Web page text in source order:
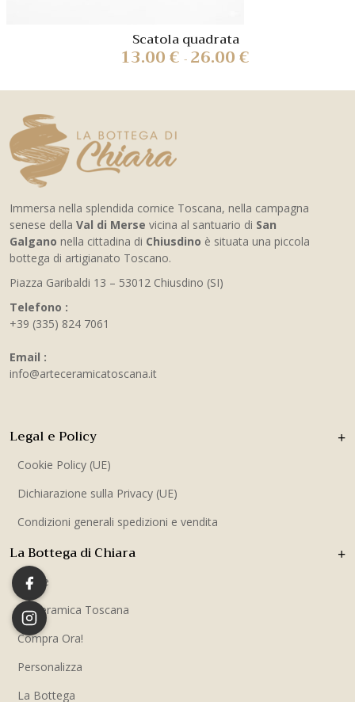
Scatola quadrata
13.00€ - 26.00€
Immersa nella splendida cornice Toscana, nella campagna
senese della Val di Merse vicina al santuario di San
Galgano nella cittadina di Chiusdino è situata una piccola
bottega di artigianato Toscano.
Piazza Garibaldi 13 – 53012 Chiusdino (SI)
Telefono :
+39 (335) 824 7061
Email :
info@arteceramicatoscana.it
La Bottega di Chiara
Home
La Ceramica Toscana
Compra Ora!
Personalizza
La Bottega
Legal e Policy
Cookie Policy (UE)
Dichiarazione sulla Privacy (UE)
Condizioni generali spedizioni e vendita